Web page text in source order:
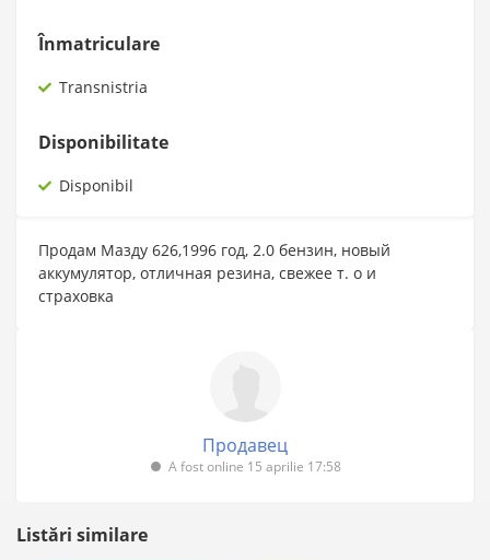
Înmatriculare
Transnistria
Disponibilitate
Disponibil
Продам Мазду 626,1996 год, 2.0 бензин, новый
аккумулятор, отличная резина, свежее т. о и
страховка
Продавец
A fost online 15 aprilie 17:58
Listări similare